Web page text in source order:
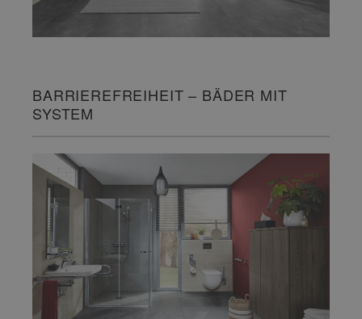
BARRIEREFREIHEIT – BÄDER MIT
SYSTEM